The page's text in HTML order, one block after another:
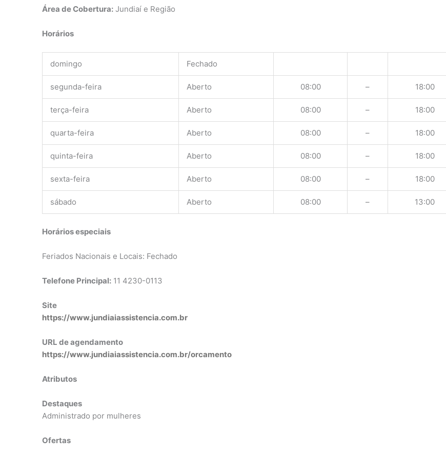
Área de Cobertura: Jundiaí e Região
Horários
domingo Fechado
segunda-feira Aberto 08:00 – 18:00
terça-feira Aberto 08:00 – 18:00
quarta-feira Aberto 08:00 – 18:00
quinta-feira Aberto 08:00 – 18:00
sexta-feira Aberto 08:00 – 18:00
sábado Aberto 08:00 – 13:00
Horários especiais
Feriados Nacionais e Locais: Fechado
Telefone Principal: 11 4230-0113
Site
https://www.jundiaiassistencia.com.br
URL de agendamento
https://www.jundiaiassistencia.com.br/orcamento
Atributos
Destaques
Administrado por mulheres
Ofertas